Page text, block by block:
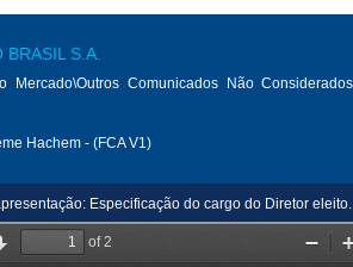
BRASIL S.A.
Mercado\Outros Comunicados Não
Hachem - (FCA V1)
Especificação do cargo do Diretor eleito.